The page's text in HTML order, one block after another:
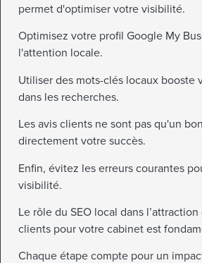
permet d'optimiser votre visibilité.
Optimisez votre profil Google My
l'attention locale.
Utiliser des mots-clés locaux booste
dans les recherches.
Les avis clients ne sont pas qu'un
directement votre succès.
Enfin, évitez les erreurs courantes
visibilité.
Le rôle du SEO local dans
clients pour votre cabinet est
Chaque étape compte pour un